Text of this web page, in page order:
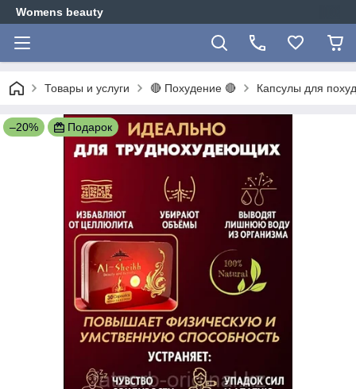
Womens beauty
Товары и услуги 🔴 Похудение 🔴 Капсулы для
–20% Подарок